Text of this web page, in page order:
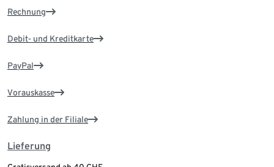
Rechnung
Debit- und Kreditkarte
PayPal
Vorauskasse
Zahlung in der Filiale
Lieferung